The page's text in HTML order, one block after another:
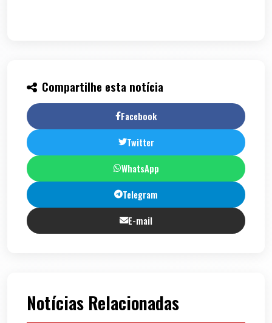
Compartilhe esta notícia
Facebook
Twitter
WhatsApp
Telegram
E-mail
Notícias Relacionadas